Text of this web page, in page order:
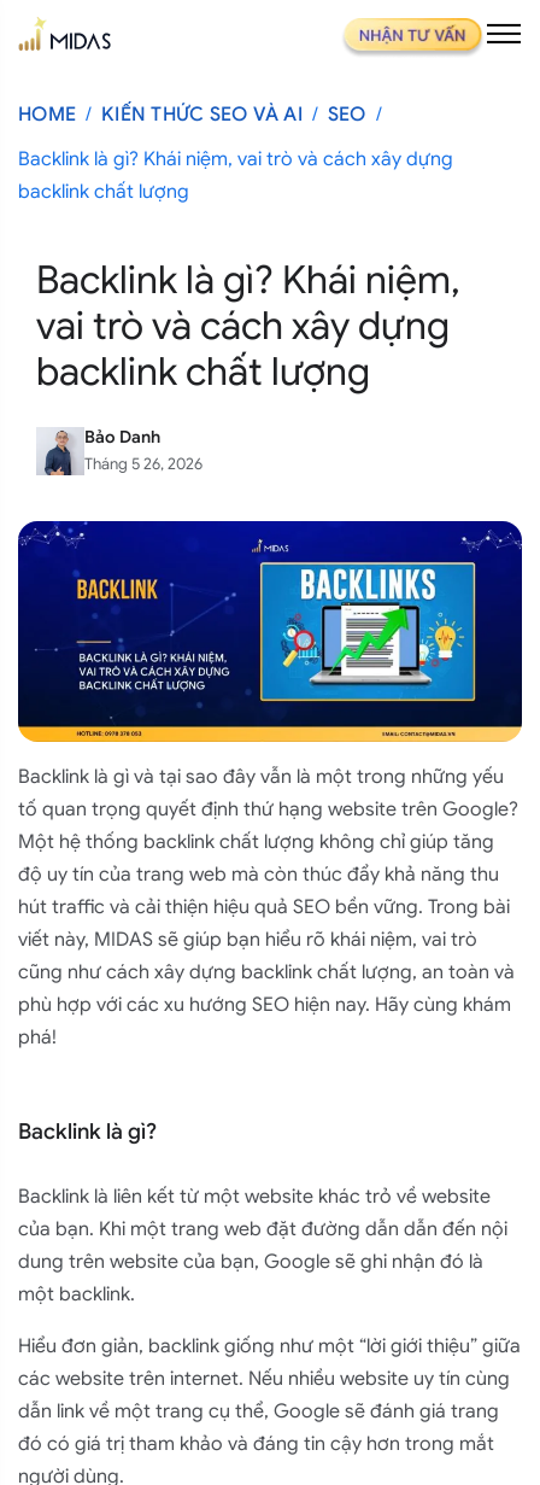
Trang chủ
Dịch vụ
About us
Tuyển dụng
Kiến thức SEO và AI
HOME / KIẾN THỨC SEO VÀ AI / SEO /
Backlink là gì? Khái niệm, vai trò và cách xây dựng
backlink chất lượng
Backlink là gì? Khái niệm,
vai trò và cách xây dựng
backlink chất lượng
Bảo Danh
Tháng 5 26, 2026
Backlink là gì và tại sao đây vẫn là một trong những yếu
tố quan trọng quyết định thứ hạng website trên Google?
Một hệ thống backlink chất lượng không chỉ giúp tăng
độ uy tín của trang web mà còn thúc đẩy khả năng thu
hút traffic và cải thiện hiệu quả SEO bền vững. Trong bài
viết này, MIDAS sẽ giúp bạn hiểu rõ khái niệm, vai trò
cũng như cách xây dựng backlink chất lượng, an toàn và
phù hợp với các xu hướng SEO hiện nay. Hãy cùng khám
phá!
Backlink là gì?
Backlink là liên kết từ một website khác trỏ về website
của bạn. Khi một trang web đặt đường dẫn dẫn đến nội
dung trên website của bạn, Google sẽ ghi nhận đó là
một backlink.
Hiểu đơn giản, backlink giống như một “lời giới thiệu” giữa
các website trên internet. Nếu nhiều website uy tín cùng
dẫn link về một trang cụ thể, Google sẽ đánh giá trang
đó có giá trị tham khảo và đáng tin cậy hơn trong mắt
người dùng.